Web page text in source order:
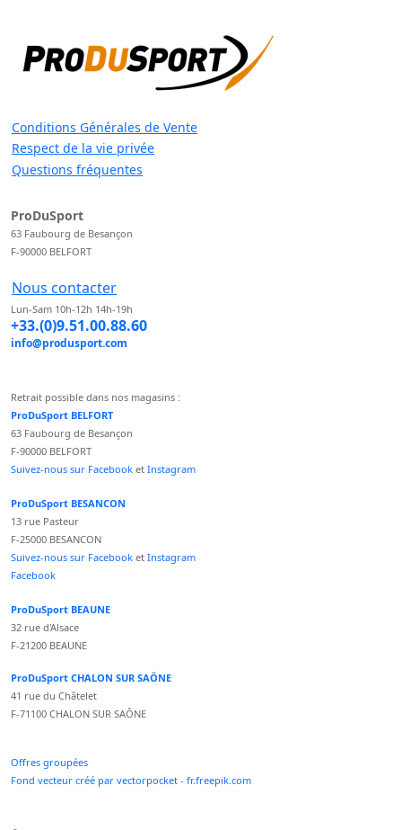
Conditions Générales de Vente
Respect de la vie privée
Questions fréquentes
ProDuSport
63 Faubourg de Besançon
F-90000 BELFORT
Nous contacter
Lun-Sam 10h-12h 14h-19h
+33.(0)9.51.00.88.60
info@produsport.com
Retrait possible dans nos magasins :
ProDuSport BELFORT
63 Faubourg de Besançon
F-90000 BELFORT
Suivez-nous sur Facebook et Instagram
ProDuSport BESANCON
13 rue Pasteur
F-25000 BESANCON
Suivez-nous sur Facebook et Instagram
Facebook
ProDuSport BEAUNE
32 rue d'Alsace
F-21200 BEAUNE
ProDuSport CHALON SUR SAÔNE
41 rue du Châtelet
F-71100 CHALON SUR SAÔNE
Offres groupées
Fond vecteur créé par vectorpocket - fr.freepik.com